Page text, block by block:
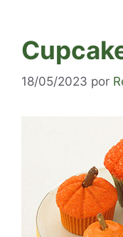
18/05/2023 por